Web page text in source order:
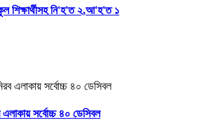
শিক্ষার্থীসহ নি'হ'ত ২,আ'হ'ত ১
এলাকায় সর্বোচ্চ ৪০ ডেসিবল